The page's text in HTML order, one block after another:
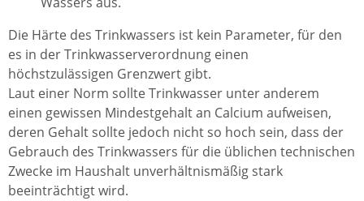
Die Härte des Trinkwassers ist kein Parameter, für den
es in der Trinkwasserverordnung einen
höchstzulässigen Grenzwert gibt.
Laut einer Norm sollte Trinkwasser unter anderem
einen gewissen Mindestgehalt an Calcium aufweisen,
deren Gehalt sollte jedoch nicht so hoch sein, dass der
Gebrauch des Trinkwassers für die üblichen technischen
Zwecke im Haushalt unverhältnismäßig stark
beeinträchtigt wird.